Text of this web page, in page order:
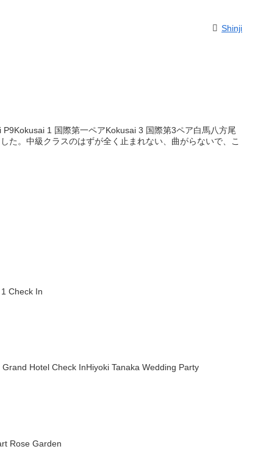
Shinji
1 国際第一ペアKokusai 3 国際第3ペア白馬八方尾
た。中級クラスのはずが全く止まれない、曲がらないで、こ
Check In
Hotel Check InHiyoki Tanaka Wedding Party
Rose Garden